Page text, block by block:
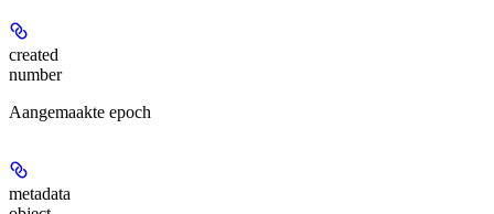
created
number
Aangemaakte epoch
metadata